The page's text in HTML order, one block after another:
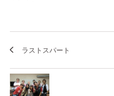
ラストスパート